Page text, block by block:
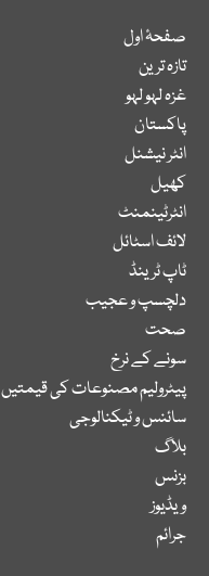
صفحۂ اول
تازہ ترین
غزہ لہو لہو
پاکستان
انٹر نیشنل
کھیل
انٹرٹینمنٹ
لائف اسٹائل
ٹاپ ٹرینڈ
دلچسپ و عجیب
صحت
سونے کے نرخ
پیٹرولیم مصنوعات کی قیمتیں
سائنس و ٹیکنالوجی
بلاگ
بزنس
ویڈیوز
جرائم